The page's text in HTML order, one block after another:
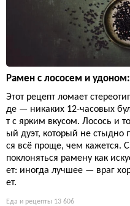
Рамен с лососем и
Этот рецепт ломает
де — никаких 12-часовых
т с ярким вкусом. Лосось и
ый дуэт, который не стыдно
ся всё проще, чем кажется.
поклоняться рамену как
ет: иногда лучшее — враг
ет.
Еда и рецепты 13 606